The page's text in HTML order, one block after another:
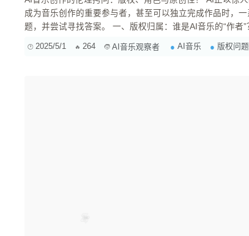
成为音乐创作的重要参与者，甚至可以独立完成作品时，
2025/5/1 264 AI音乐观察者 AI音乐 版权问题